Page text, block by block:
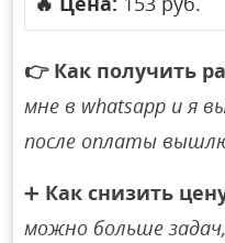
👉 Как получить
мне в whatsapp и я
после оплаты
➕ Как снизить
можно больше